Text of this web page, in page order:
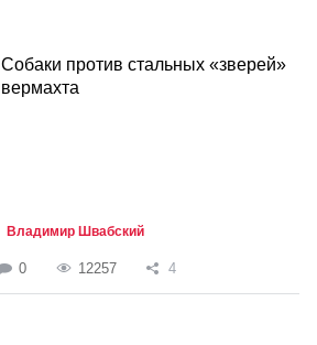
Собаки против стальных «зверей»
вермахта
Владимир Швабский
0 12257 4